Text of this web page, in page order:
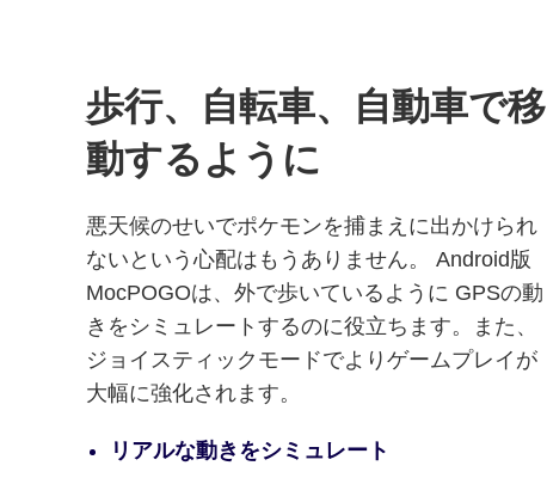
歩行、自転車、自動車で移
動するように
悪天候のせいでポケモンを捕まえに出かけられ
ないという心配はもうありません。 Android版
MocPOGOは、外で歩いているように GPSの動
きをシミュレートするのに役立ちます。また、
ジョイスティックモードでよりゲームプレイが
大幅に強化されます。
リアルな動きをシミュレート